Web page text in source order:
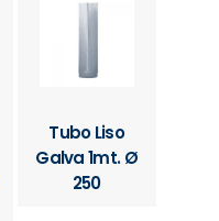
Tubo Liso
Galva 1mt. Ø
250